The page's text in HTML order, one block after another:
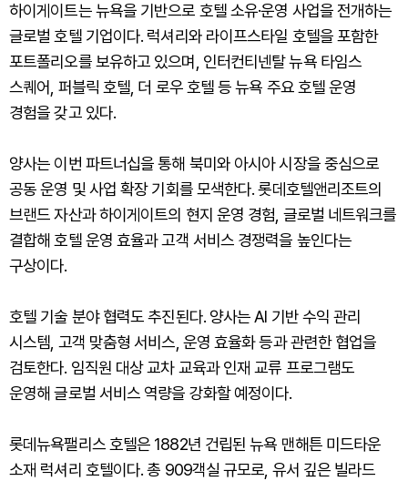
하이게이트는 뉴욕을 기반으로 호텔 소유·운영 사업을 전개하는
글로벌 호텔 기업이다. 럭셔리와 라이프스타일 호텔을 포함한
포트폴리오를 보유하고 있으며, 인터컨티넨탈 뉴욕 타임스
스퀘어, 퍼블릭 호텔, 더 로우 호텔 등 뉴욕 주요 호텔 운영
경험을 갖고 있다.
양사는 이번 파트너십을 통해 북미와 아시아 시장을 중심으로
공동 운영 및 사업 확장 기회를 모색한다. 롯데호텔앤리조트의
브랜드 자산과 하이게이트의 현지 운영 경험, 글로벌 네트워크를
결합해 호텔 운영 효율과 고객 서비스 경쟁력을 높인다는
구상이다.
호텔 기술 분야 협력도 추진된다. 양사는 AI 기반 수익 관리
시스템, 고객 맞춤형 서비스, 운영 효율화 등과 관련한 협업을
검토한다. 임직원 대상 교차 교육과 인재 교류 프로그램도
운영해 글로벌 서비스 역량을 강화할 예정이다.
롯데뉴욕팰리스 호텔은 1882년 건립된 뉴욕 맨해튼 미드타운
소재 럭셔리 호텔이다. 총 909객실 규모로, 유서 깊은 빌라드